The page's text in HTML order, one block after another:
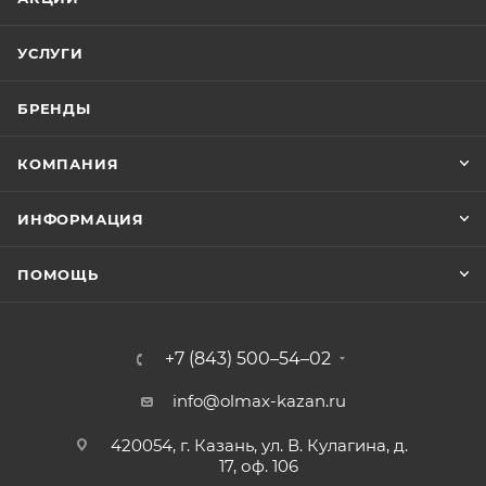
УСЛУГИ
БРЕНДЫ
КОМПАНИЯ
ИНФОРМАЦИЯ
ПОМОЩЬ
+7 (843) 500–54–02
info@olmax-kazan.ru
420054, г. Казань, ул. В. Кулагина, д.
17, оф. 106